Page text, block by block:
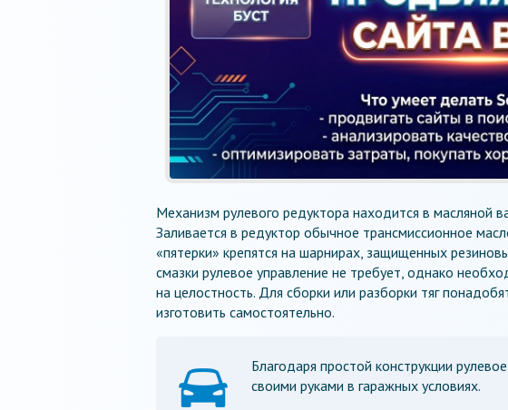
Механизм рулевого редуктора находится в масляной
Заливается в редуктор обычное трансмиссионное
«пятерки» крепятся на шарнирах, защищенных
смазки рулевое управление не требует, однако
на целостность. Для сборки или разборки тяг
изготовить самостоятельно.
Благодаря простой конструкции
своими руками в гаражных условиях.